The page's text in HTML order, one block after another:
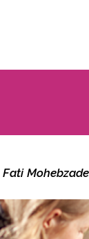
Fati